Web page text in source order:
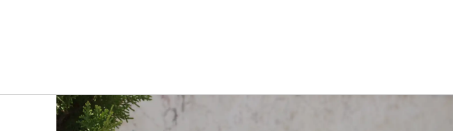
או השאירו פרטים: